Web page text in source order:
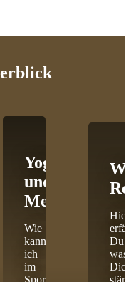
Yoga
und
Meditation
Wie
kann
ich
im
Hier
Du,
was
Dich